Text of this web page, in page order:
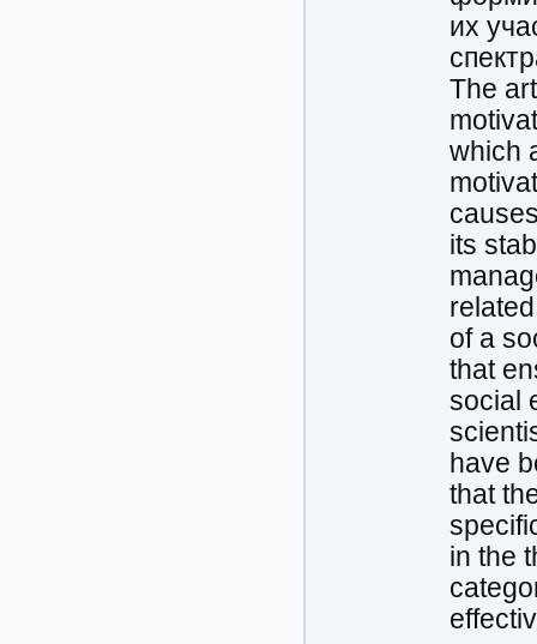
их
The
which
its
of a
that
social
have
that
in the